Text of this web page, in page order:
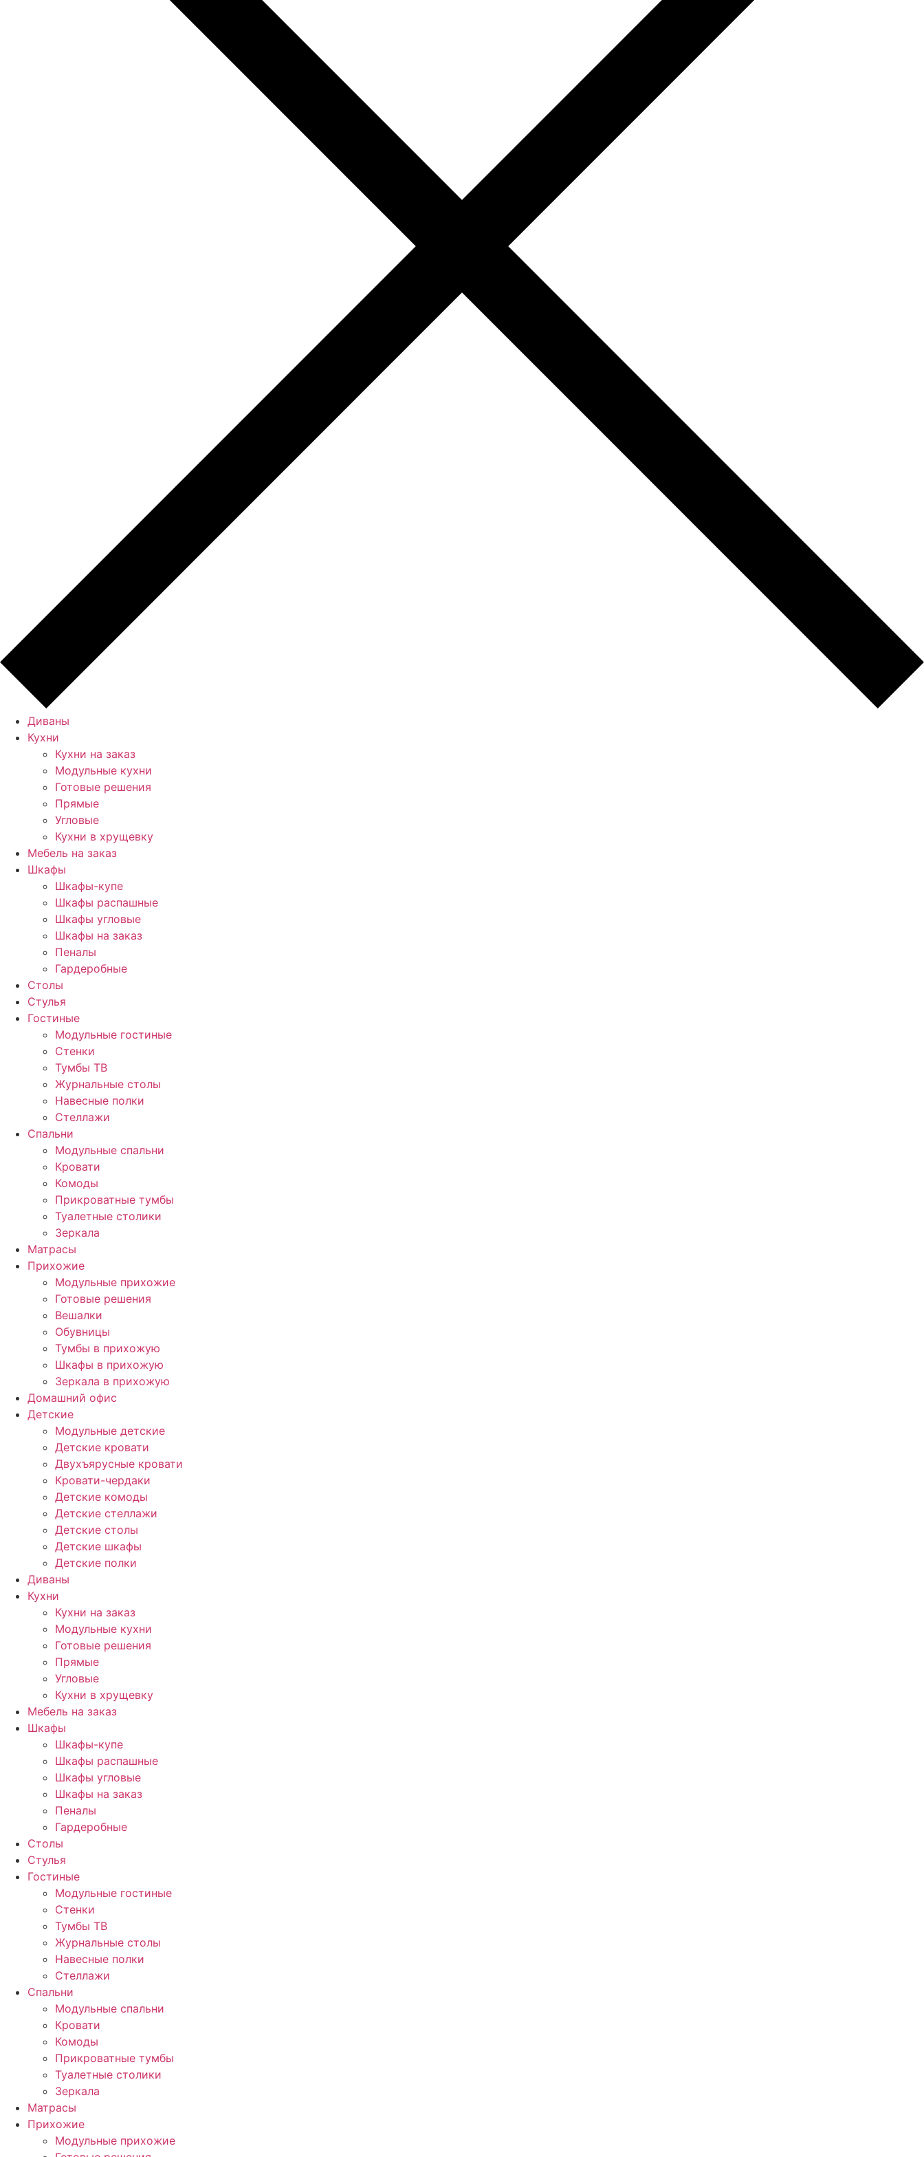
Диваны
Кухни
Кухни на заказ
Модульные кухни
Готовые решения
Прямые
Угловые
Кухни в хрущевку
Мебель на заказ
Шкафы
Шкафы-купе
Шкафы распашные
Шкафы угловые
Шкафы на заказ
Пеналы
Гардеробные
Столы
Стулья
Гостиные
Модульные гостиные
Стенки
Тумбы ТВ
Журнальные столы
Навесные полки
Стеллажи
Спальни
Модульные спальни
Кровати
Комоды
Прикроватные тумбы
Туалетные столики
Зеркала
Матрасы
Прихожие
Модульные прихожие
Готовые решения
Вешалки
Обувницы
Тумбы в прихожую
Шкафы в прихожую
Зеркала в прихожую
Домашний офис
Детские
Модульные детские
Детские кровати
Двухъярусные кровати
Кровати-чердаки
Детские комоды
Детские стеллажи
Детские столы
Детские шкафы
Детские полки
Диваны
Кухни
Кухни на заказ
Модульные кухни
Готовые решения
Прямые
Угловые
Кухни в хрущевку
Мебель на заказ
Шкафы
Шкафы-купе
Шкафы распашные
Шкафы угловые
Шкафы на заказ
Пеналы
Гардеробные
Столы
Стулья
Гостиные
Модульные гостиные
Стенки
Тумбы ТВ
Журнальные столы
Навесные полки
Стеллажи
Спальни
Модульные спальни
Кровати
Комоды
Прикроватные тумбы
Туалетные столики
Зеркала
Матрасы
Прихожие
Модульные прихожие